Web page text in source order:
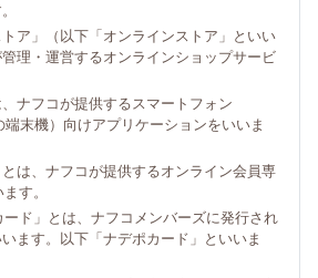
トア」（以下「オンラインストア」といい
理・運営するオンラインショップサービ
、ナフコが提供するスマートフォン
端末機）向けアプリケーションをいいま
とは、ナフコが提供するオンライン会員専
す。
ード」とは、ナフコメンバーズに発行され
ます。以下「ナデポカード」といいま